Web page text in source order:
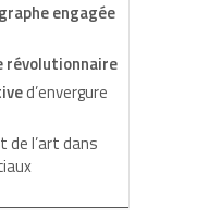
engagée
révolutionnaire
d’envergure
de l’art dans